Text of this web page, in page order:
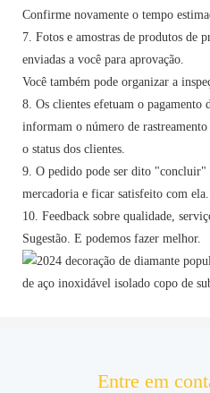
Confirme novamente o tempo
7. Fotos e amostras de produtos de
enviadas a você para aprovação.
Você também pode organizar a
8. Os clientes efetuam o pagamento
informam o número de
o status dos clientes.
9. O pedido pode ser dito "concluir"
mercadoria e ficar satisfeito com ela.
10. Feedback sobre qualidade,
Sugestão. E podemos fazer melhor.
Entre em